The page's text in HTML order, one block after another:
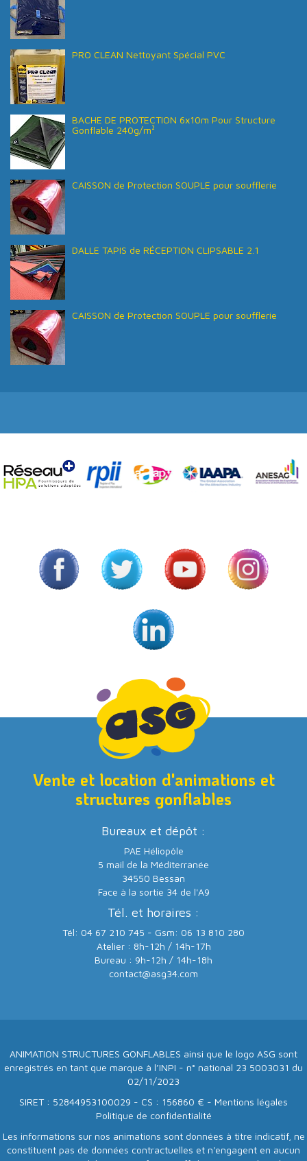
PRO CLEAN Nettoyant Spécial PVC
BACHE DE PROTECTION 6x10m Pour Structure
Gonflable 240g/m²
CAISSON de Protection SOUPLE pour soufflerie
DALLE TAPIS de RÉCEPTION CLIPSABLE 2.1
CAISSON de Protection SOUPLE pour soufflerie
Vente et location d'animations et
structures gonflables
Bureaux et dépôt :
PAE Héliopôle
5 mail de la Méditerranée
34550 Bessan
Face à la sortie 34 de l'A9
Tél. et horaires :
Tél: 04 67 210 745 - Gsm: 06 13 810 280
Atelier : 8h-12h / 14h-17h
Bureau : 9h-12h / 14h-18h
contact@asg34.com
ANIMATION STRUCTURES GONFLABLES ainsi que le logo ASG sont
enregistrés en tant que marque à l’INPI - n° national 23 5003031 du
02/11/2023
SIRET : 52844953100029 - CS : 156860 € - Mentions légales
Politique de confidentialité
Les informations sur nos animations sont données à titre indicatif, ne
constituent pas de données contractuelles et n'engagent en aucun